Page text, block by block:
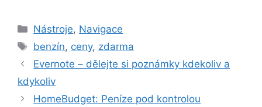
Rubriky
Nástroje, Navigace
Štítky
benzín, ceny, zdarma
Evernote – dělejte si poznámky kdekoliv a
kdykoliv
HomeBudget: Peníze pod kontrolou